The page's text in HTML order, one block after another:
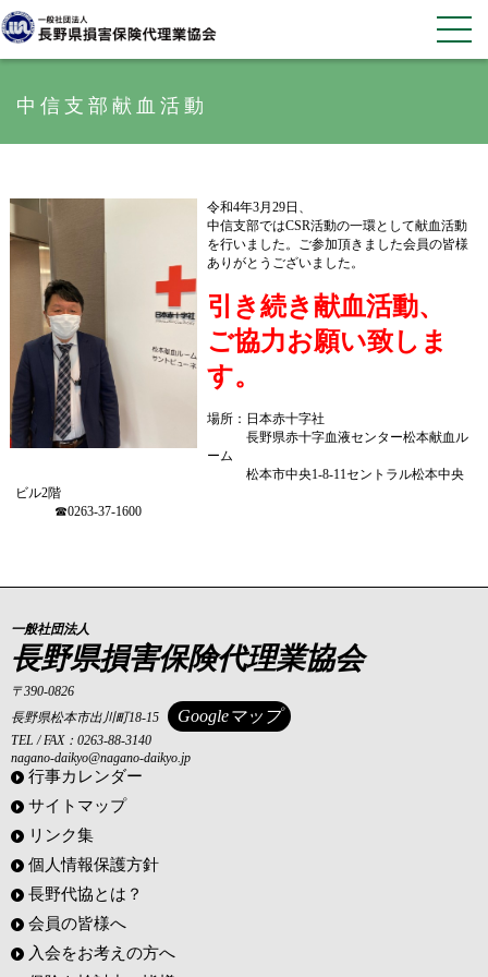
中信支部献血活動
令和4年3月29日、
中信支部ではCSR活動の一環として献血活動
を行いました。ご参加頂きました会員の皆様
ありがとうございました。
引き続き献血活動、
ご協力お願い致しま
す。
場所：日本赤十字社
長野県赤十字血液センター松本献血ル
ーム
松本市中央1-8-11セントラル松本中央
ビル2階
☎0263-37-1600
一般社団法人
長野県損害保険代理業協会
〒390-0826
長野県松本市出川町18-15
Googleマップ
TEL / FAX：0263-88-3140
nagano-daikyo@nagano-daikyo.jp
行事カレンダー
サイトマップ
リンク集
個人情報保護方針
長野代協とは？
会員の皆様へ
入会をお考えの方へ